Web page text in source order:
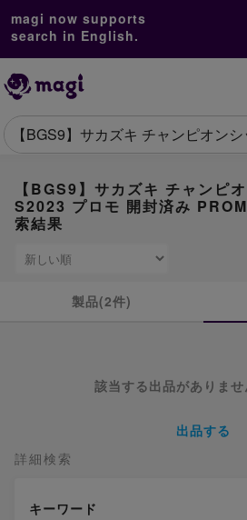
magi now supports
search in English.
詳細検索
キーワード
【BGS9】サカズキ チャンピ
S2023 プロモ 開封済み
索結果
製品(2件)
該当する出品がありませ
出品する